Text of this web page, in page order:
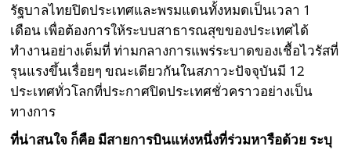
รัฐบาลไทยปิดประเทศและพรมแดนทั้งหมดเป็นเวลา 1
เดือน เพื่อต้องการให้ระบบสาธารณสุขของประเทศได้
ทำงานอย่างเต็มที่ ท่ามกลางการแพร่ระบาดของเชื้อไวรัสที่
รุนแรงขึ้นเรื่อยๆ ขณะเดียวกันในสภาวะปัจจุบันมี 12
ประเทศทั่วโลกที่ประกาศปิดประเทศชั่วคราวอย่างเป็น
ทางการ
ที่น่าสนใจ ก็คือ มีสายการบินแห่งหนึ่งที่ร่วมหารือด้วย ระบุ